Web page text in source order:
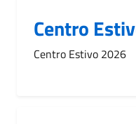
Centro
Centro Estivo 2026